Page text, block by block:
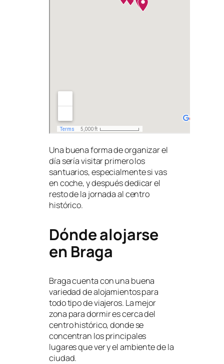
Una buena forma de organizar el
día sería visitar primero los
santuarios, especialmente si vas
en coche, y después dedicar el
resto de la jornada al centro
histórico.
Dónde alojarse
en Braga
Braga cuenta con una buena
variedad de alojamientos para
todo tipo de viajeros. La mejor
zona para dormir es cerca del
centro histórico, donde se
concentran los principales
lugares que ver y el ambiente de la
ciudad.